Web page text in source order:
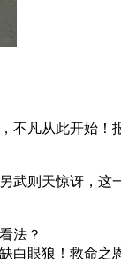
凡从此开始！
则天惊讶，这
法？
眼狼！救命之